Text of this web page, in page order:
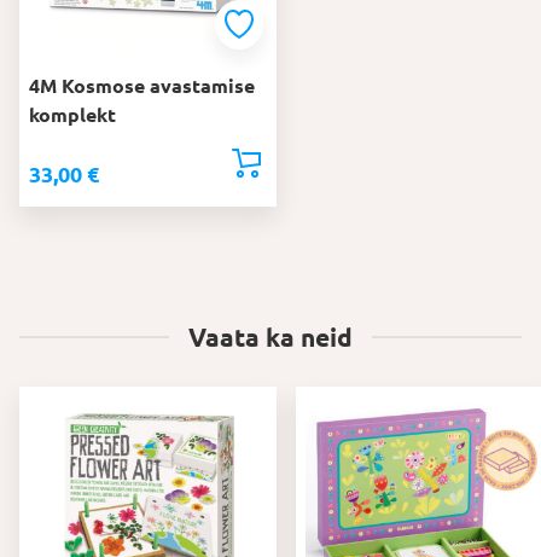
4M Kosmose avastamise
komplekt
33,00 €
Vaata ka neid